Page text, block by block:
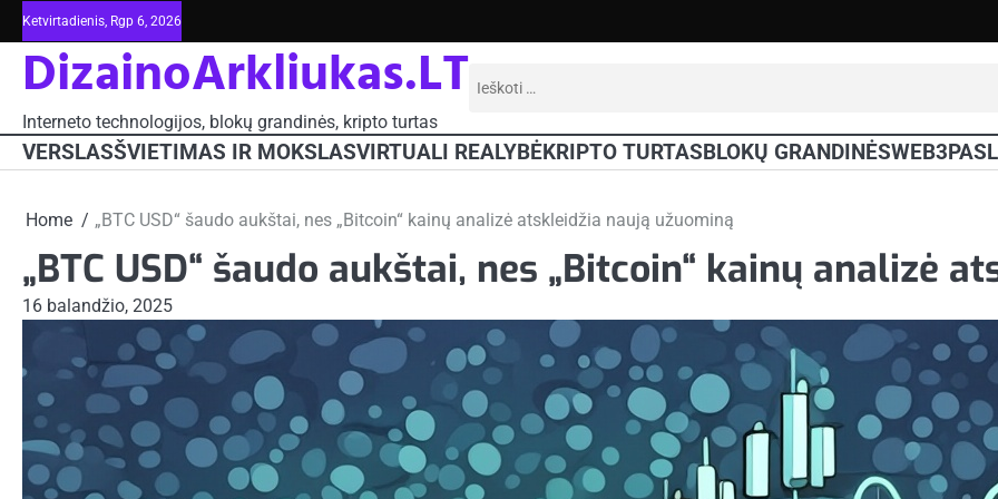
Skip
to
content
Ketvirtadienis, Rgp 6, 2026
DizainoArkliukas.LT
Interneto technologijos, blokų grandinės, kripto turtas
Ieškoti:
VERSLASŠVIETIMAS IR MOKSLASVIRTUALI REALYBĖKRIPTO TURTASBLOKŲ GRANDINĖSWEB3
Home „BTC USD“ šaudo aukštai, nes „Bitcoin“ kainų analizė atskleidžia naują užuominą
„BTC USD“ šaudo aukštai, nes „Bitcoin“ kainų analizė
16 balandžio, 2025